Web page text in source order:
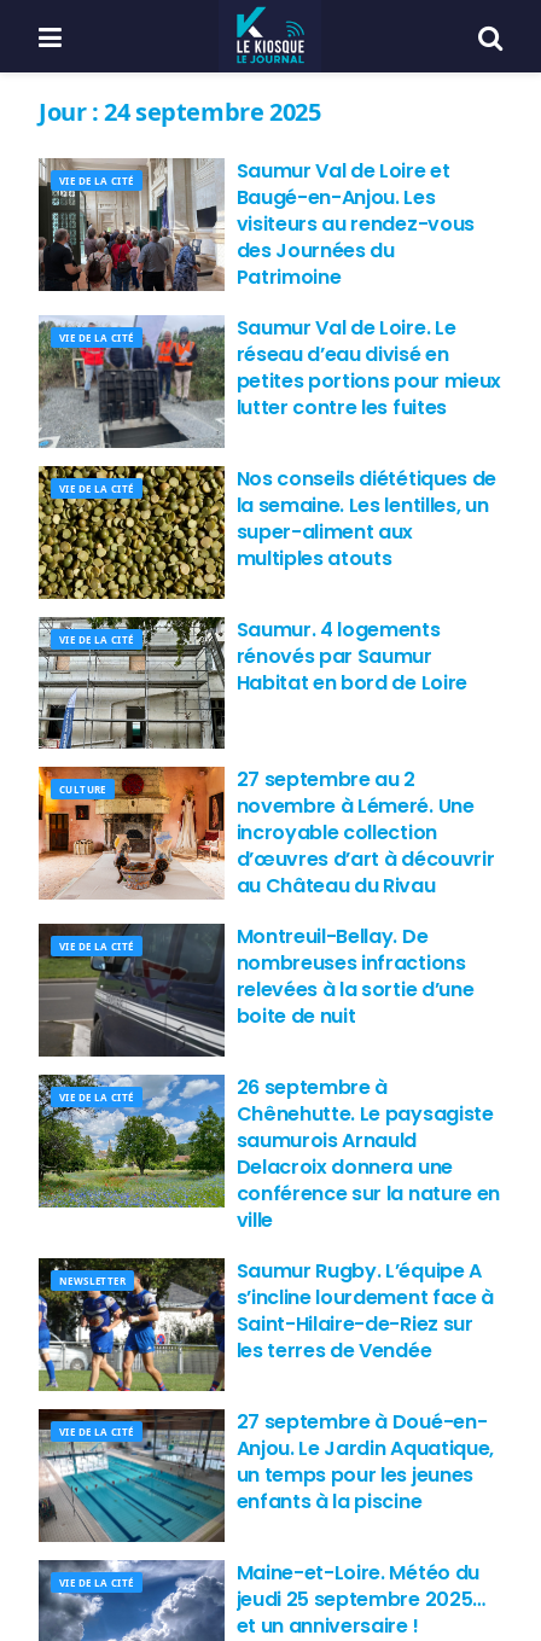
Jour :24 septembre 2025
VIE DE LA CITÉ
Saumur Val de Loire et
Baugé-en-Anjou. Les
visiteurs au rendez-vous
des Journées du
Patrimoine
VIE DE LA CITÉ
Saumur Val de Loire. Le
réseau d’eau divisé en
petites portions pour mieux
lutter contre les fuites
VIE DE LA CITÉ
Nos conseils diététiques de
la semaine. Les lentilles, un
super-aliment aux
multiples atouts
VIE DE LA CITÉ
Saumur. 4 logements
rénovés par Saumur
Habitat en bord de Loire
CULTURE
27 septembre au 2
novembre à Lémeré. Une
incroyable collection
d’œuvres d’art à découvrir
au Château du Rivau
VIE DE LA CITÉ
Montreuil-Bellay. De
nombreuses infractions
relevées à la sortie d’une
boite de nuit
VIE DE LA CITÉ
26 septembre à
Chênehutte. Le paysagiste
saumurois Arnauld
Delacroix donnera une
conférence sur la nature en
ville
NEWSLETTER
Saumur Rugby. L’équipe A
s’incline lourdement face à
Saint-Hilaire-de-Riez sur
les terres de Vendée
VIE DE LA CITÉ
27 septembre à Doué-en-
Anjou. Le Jardin Aquatique,
un temps pour les jeunes
enfants à la piscine
VIE DE LA CITÉ
Maine-et-Loire. Météo du
jeudi 25 septembre 2025…
et un anniversaire !